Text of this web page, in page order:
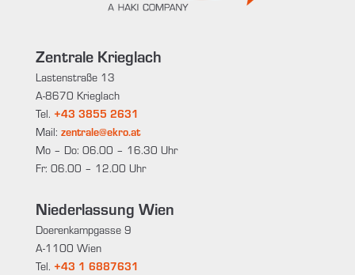
Zentrale Krieglach
Lastenstraße 13
A-8670 Krieglach
Tel. +43 3855 2631
Mail: zentrale@ekro.at
Mo – Do: 06.00 – 16.30 Uhr
Fr: 06.00 – 12.00 Uhr
Niederlassung Wien
Doerenkampgasse 9
A-1100 Wien
Tel. +43 1 6887631